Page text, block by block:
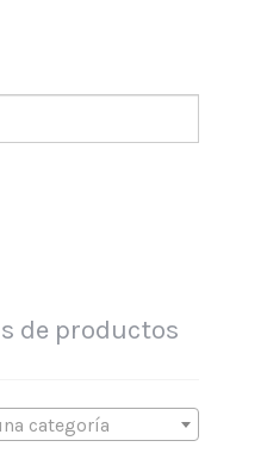
de productos
categoría